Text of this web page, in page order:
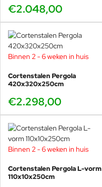
€2.048,00
Binnen 2 - 6 weken in huis
Cortenstalen Pergola
420x320x250cm
€2.298,00
Binnen 2 - 6 weken in huis
Cortenstalen Pergola L-vorm
110x10x250cm